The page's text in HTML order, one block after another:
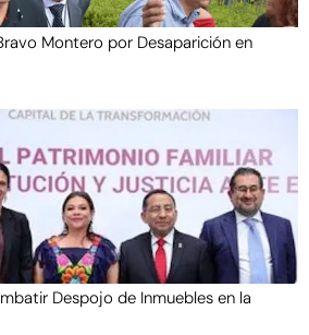
Montero por Desaparición en
Despojo de Inmuebles en la